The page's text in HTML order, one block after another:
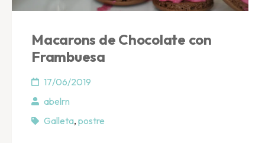
Macarons de Chocolate con
Frambuesa
17/06/2019
abelrn
Galleta, postre